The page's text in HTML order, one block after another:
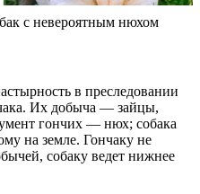
с невероятным нюхом
в преследовании
Их добыча — зайцы,
гончих — нюх; собака
на земле. Гончаку не
собаку ведет нижнее